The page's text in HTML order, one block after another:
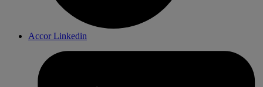
Accor Linkedin